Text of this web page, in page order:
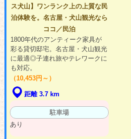
ス犬山】ワンランク上の上質な民
泊体験を。名古屋・犬山観光なら
ココ／民泊
1800年代のアンティーク家具が
彩る貸切邸宅。名古屋・犬山観光
に最適◎子連れ旅やテレワークに
も対応。
（10,453円～）
距離 3.7 km
駐車場
あり